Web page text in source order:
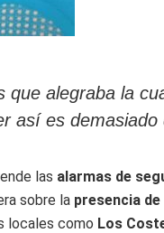
que alegraba la
así es demasiado
las alarmas de
sobre la presencia
locales como Los